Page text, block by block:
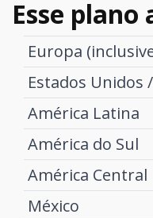
Esse plano
Europa
Estados Unidos
América Latina
América do Sul
América Central
México